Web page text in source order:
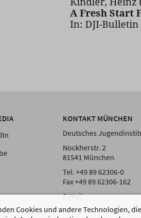
Cookies und andere Technologien,
A Fresh Start
In: DJI-Bulletin
KONTAKT MÜNCHEN
Deutsches
Nockherstr. 2
81541 München
Tel. +49 89 62306-0
Fax +49 89 62306-162
E-Mail